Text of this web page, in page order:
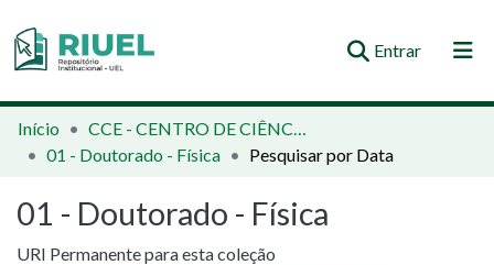
Entrar(current)
Orientações e Normas
Comunidades e Coleções
Busca no Repositório
Início
CCE - CENTRO DE CIÊNCIAS EXATAS
01 - Doutorado - Física
Pesquisar por Data
01 - Doutorado - Física
URI Permanente para esta coleção